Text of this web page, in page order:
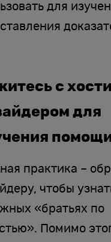
для
с
для
практика –
чтобы
«братьях по
Помимо